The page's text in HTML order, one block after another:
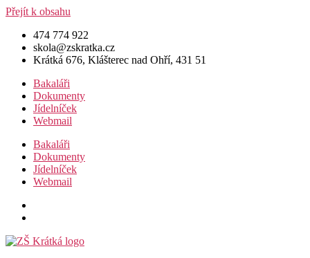
Přejít k obsahu
474 774 922
skola@zskratka.cz
Krátká 676, Klášterec nad Ohří, 431 51
Bakaláři
Dokumenty
Jídelníček
Webmail
Bakaláři
Dokumenty
Jídelníček
Webmail